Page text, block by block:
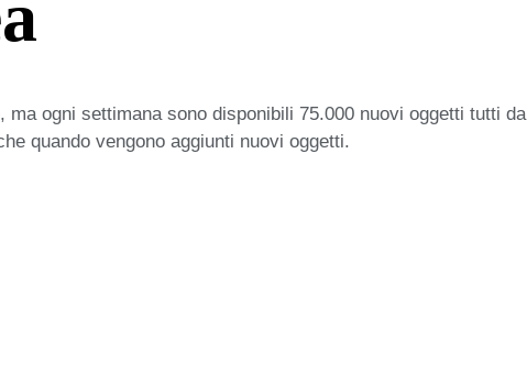
ogni settimana sono disponibili 75.000 nuovi oggetti tutti da
quando vengono aggiunti nuovi oggetti.